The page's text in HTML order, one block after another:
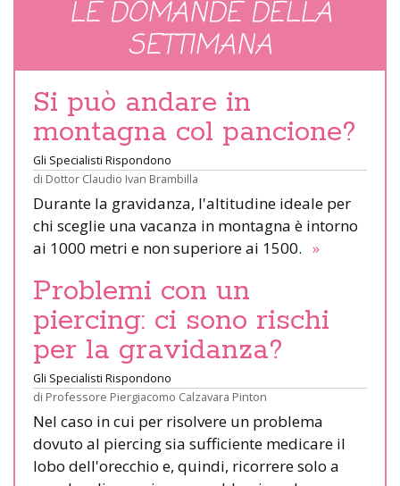
LE DOMANDE DELLA
SETTIMANA
Si può andare in
montagna col pancione?
Gli Specialisti Rispondono
di Dottor Claudio Ivan Brambilla
Durante la gravidanza, l'altitudine ideale per
chi sceglie una vacanza in montagna è intorno
ai 1000 metri e non superiore ai 1500. »
Problemi con un
piercing: ci sono rischi
per la gravidanza?
Gli Specialisti Rispondono
di Professore Piergiacomo Calzavara Pinton
Nel caso in cui per risolvere un problema
dovuto al piercing sia sufficiente medicare il
lobo dell'orecchio e, quindi, ricorrere solo a